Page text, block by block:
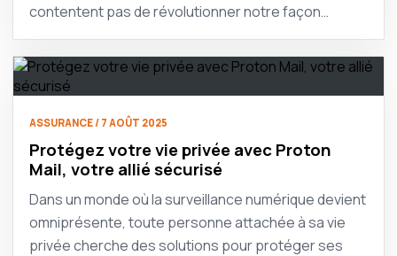
contentent pas de révolutionner notre façon…
ASSURANCE / 7 AOÛT 2025
Protégez votre vie privée avec Proton
Mail, votre allié sécurisé
Dans un monde où la surveillance numérique devient
omniprésente, toute personne attachée à sa vie
privée cherche des solutions pour protéger ses